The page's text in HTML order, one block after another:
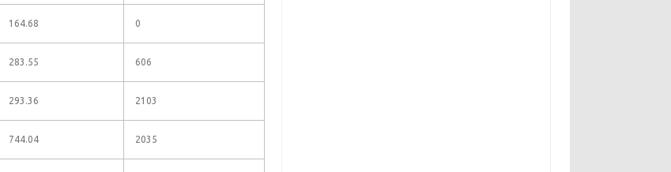
164.68 0
283.55 606
293.36 2103
744.04 2035